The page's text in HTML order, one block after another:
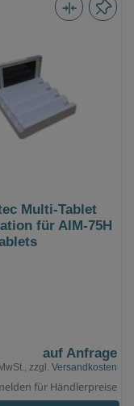
Multi-Tablet
für AIM-75H
auf Anfrage
zzgl. Versandkosten
für Händlerpreise